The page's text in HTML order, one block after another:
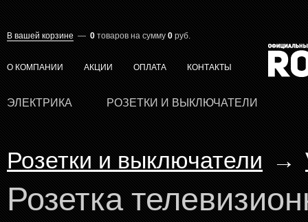
В вашей корзине — 0 товаров на сумму 0 руб.
О КОМПАНИИ АКЦИИ ОПЛАТА КОНТАКТЫ
ЭЛЕКТРИКА РОЗЕТКИ И ВЫКЛЮЧАТЕЛИ
Розетки и выключатели →
Розетка